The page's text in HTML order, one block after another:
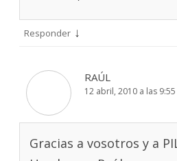
Responder ↓
RAÚL
12 abril, 2010 a las 9:55
Gracias a vosotros y a